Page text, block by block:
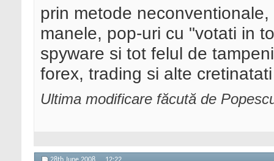
prin metode
manele, pop-uri cu "votati in
spyware si tot felul de
forex, trading si alte
Ultima modificare făcută de